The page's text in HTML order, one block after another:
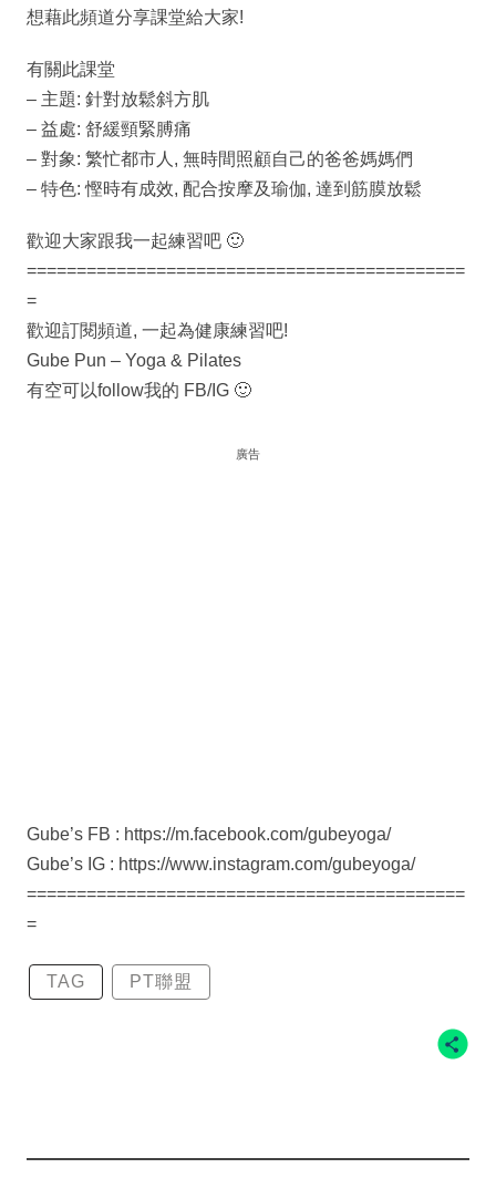
想藉此頻道分享課堂給大家!
有關此課堂
– 主題: 針對放鬆斜方肌
– 益處: 舒緩頸緊膊痛
– 對象: 繁忙都市人, 無時間照顧自己的爸爸媽媽們
– 特色: 慳時有成效, 配合按摩及瑜伽, 達到筋膜放鬆
歡迎大家跟我一起練習吧 🙂
============================================
=
歡迎訂閱頻道, 一起為健康練習吧!
Gube Pun – Yoga & Pilates
有空可以follow我的 FB/IG 🙂
廣告
Gube’s FB : https://m.facebook.com/gubeyoga/
Gube’s IG : https://www.instagram.com/gubeyoga/
============================================
=
TAG PT聯盟